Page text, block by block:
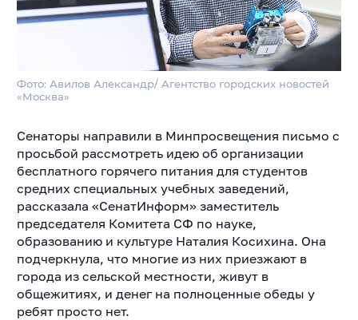
Фото: Авилов Александр/ Агентство городских новостей
«Москва»
Сенаторы направили в Минпросвещения письмо с
просьбой рассмотреть идею об организации
бесплатного горячего питания для студентов
средних специальных учебных заведений,
рассказала «СенатИнформ» заместитель
председателя Комитета СФ по науке,
образованию и культуре Наталия Косихина. Она
подчеркнула, что многие из них приезжают в
города из сельской местности, живут в
общежитиях, и денег на полноценные обеды у
ребят просто нет.